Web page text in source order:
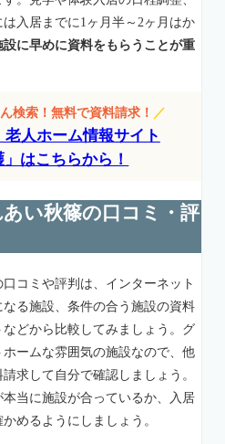
入居までに1ヶ月半～2ヶ月はか
設に早めに資料をもらうことが重
検索！無料で資料請求！ ／
老人ホーム情報サイト
」はこちらから！
い秋篠の口コミ・評
コミや評判は、インターネット
る施設、条件の合う施設の資料
どから比較してみましょう。グ
ームな雰囲気の施設なので、他
求して自分で確認しましょう。
当に施設が合っているか、入居
めるようにしましょう。